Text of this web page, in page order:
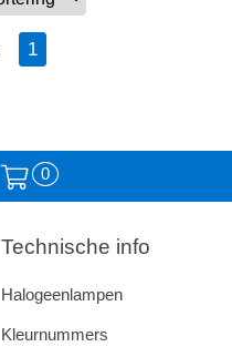
1
0
Technische info
Halogeenlampen
Kleurnummers